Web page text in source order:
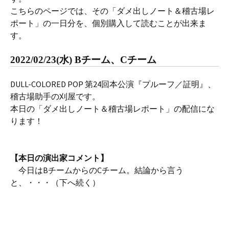
こちらのページでは、その「ダメ出しノート＆稽古場レ
ポート」の一日分を、個別購入して読むことが出来ま
す。
2022/02/23(水) Bチーム、Cチーム
DULL-COLORED POP 第24回本公演『プルーフ／証明』、
稽古場助手の刈屋です。
本日の「ダメ出しノート＆稽古場レポート」の配信にな
ります！
【本日の演出家コメント】
今日はBチームからのCチーム。結論から言う
と、・・・（下へ続く）